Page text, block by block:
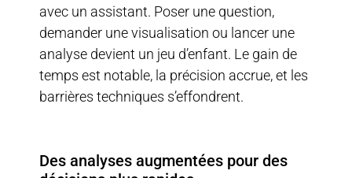
avec un assistant. Poser une question,
demander une visualisation ou lancer une
analyse devient un jeu d’enfant. Le gain de
temps est notable, la précision accrue, et les
barrières techniques s’effondrent.
Des analyses augmentées pour des